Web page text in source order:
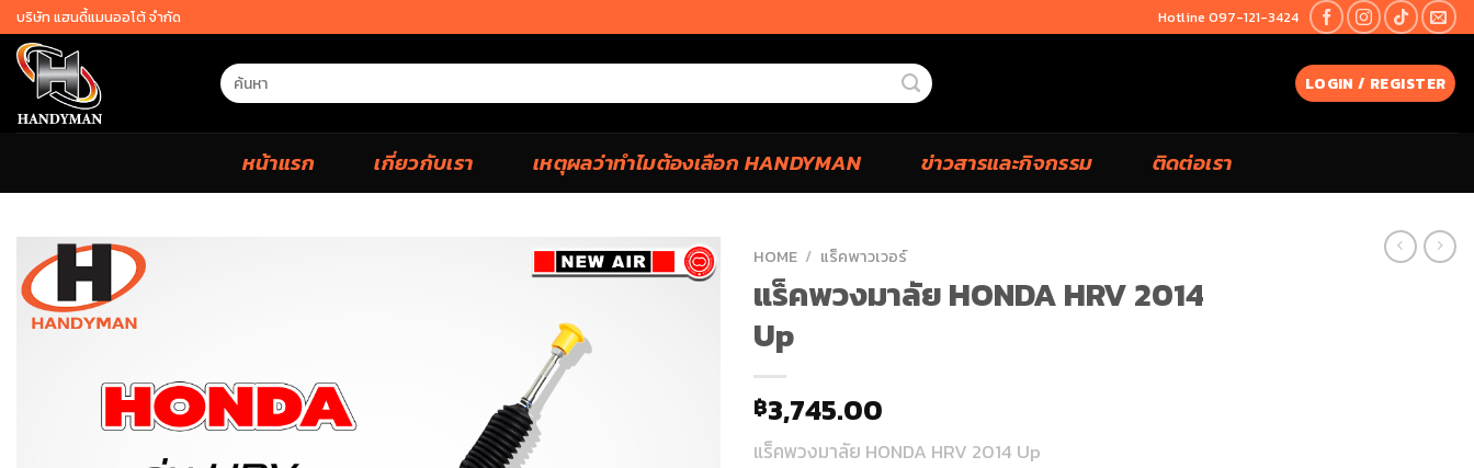
Skip
to
content
บริษัท แฮนดี้แมนออโต้ จำกัด Hotline 097-121-3424
Search
for:
LOGIN / REGISTER
หน้าแรก เกี่ยวกับเรา เหตุผลว่าทำไมต้องเลือก HANDYMAN ข่าวสารและกิจกรรม ติดต่อเรา
HOME / แร็คพาวเวอร์
แร็คพวงมาลัย HONDA HRV 2014
Up
฿3,745.00
แร็คพวงมาลัย HONDA HRV 2014 Up